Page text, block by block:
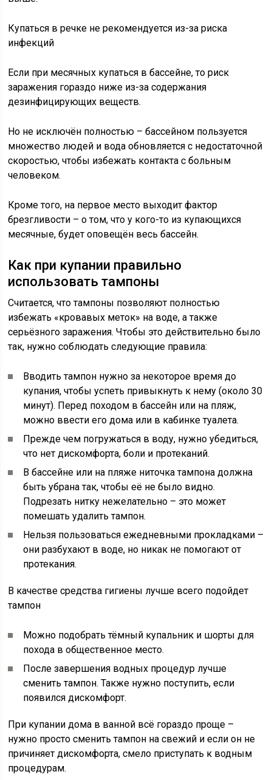
Купаться в речке не рекомендуется из-за риска
инфекций
Если при месячных купаться в бассейне, то риск
заражения гораздо ниже из-за содержания
дезинфицирующих веществ.
Но не исключён полностью – бассейном пользуется
множество людей и вода обновляется с недостаточной
скоростью, чтобы избежать контакта с больным
человеком.
Кроме того, на первое место выходит фактор
брезгливости – о том, что у кого-то из купающихся
месячные, будет оповещён весь бассейн.
Как при купании правильно
использовать тампоны
Считается, что тампоны позволяют полностью
избежать «кровавых меток» на воде, а также
серьёзного заражения. Чтобы это действительно было
так, нужно соблюдать следующие правила:
Вводить тампон нужно за некоторое время до
купания, чтобы успеть привыкнуть к нему (около 30
минут). Перед походом в бассейн или на пляж,
можно ввести его дома или в кабинке туалета.
Прежде чем погружаться в воду, нужно убедиться,
что нет дискомфорта, боли и протеканий.
В бассейне или на пляже ниточка тампона должна
быть убрана так, чтобы её не было видно.
Подрезать нитку нежелательно – это может
помешать удалить тампон.
Нельзя пользоваться ежедневными прокладками –
они разбухают в воде, но никак не помогают от
протекания.
В качестве средства гигиены лучше всего подойдет
тампон
Можно подобрать тёмный купальник и шорты для
похода в общественное место.
После завершения водных процедур лучше
сменить тампон. Также нужно поступить, если
появился дискомфорт.
При купании дома в ванной всё гораздо проще –
нужно просто сменить тампон на свежий и если он не
причиняет дискомфорта, смело приступать к водным
процедурам.